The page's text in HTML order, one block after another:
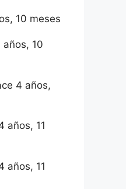
10 meses
años, 10
4 años,
años, 11
años, 11